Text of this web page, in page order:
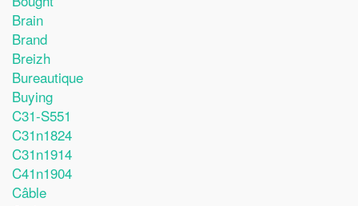
Brain
Brand
Breizh
Bureautique
Buying
C31-S551
C31n1824
C31n1914
C41n1904
Câble